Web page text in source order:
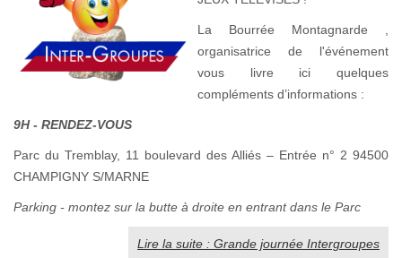
La Bourrée Montagnarde ,
organisatrice de l'événement
vous livre ici quelques
compléments d’informations :
9H - RENDEZ-VOUS
Parc du Tremblay, 11 boulevard des Alliés – Entrée n° 2 94500
CHAMPIGNY S/MARNE
Parking - montez sur la butte à droite en entrant dans le Parc
Lire la suite : Grande journée Intergroupes